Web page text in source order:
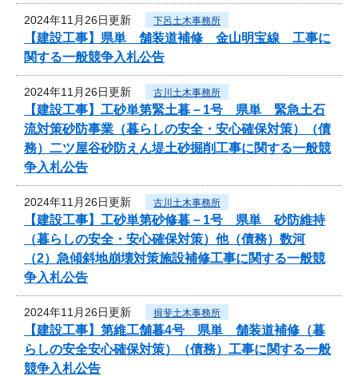
2024年11月26日更新 下呂土木事務所
【建設工事】県単 舗装道補修 金山明宝線 工事に
関する一般競争入札公告
2024年11月26日更新 古川土木事務所
【建設工事】工砂単第緊土暮－1号 県単 緊急土石
流対策砂防事業（暮らしの安全・安心確保対策）（債
務）二ツ屋谷砂防えん堤土砂掘削工事に関する一般競
争入札公告
2024年11月26日更新 古川土木事務所
【建設工事】工砂単第砂修暮－1号 県単 砂防維持
（暮らしの安全・安心確保対策）他（債務）数河
（2）急傾斜地崩壊対策施設補修工事に関する一般競
争入札公告
2024年11月26日更新 揖斐土木事務所
【建設工事】第維工舗暮4号 県単 舗装道補修（暮
らしの安全安心確保対策）（債務）工事に関する一般
競争入札公告